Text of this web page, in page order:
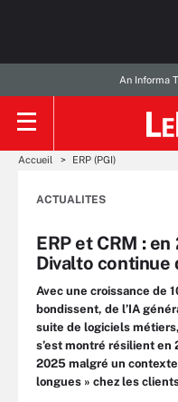
An Informa
Accueil ERP (PGI)
ACTUALITES
ERP et CRM :
Divalto continue
Avec une croissance de
bondissent, de l’IA
suite de logiciels
s’est montré résilient
2025 malgré un
longues » chez les